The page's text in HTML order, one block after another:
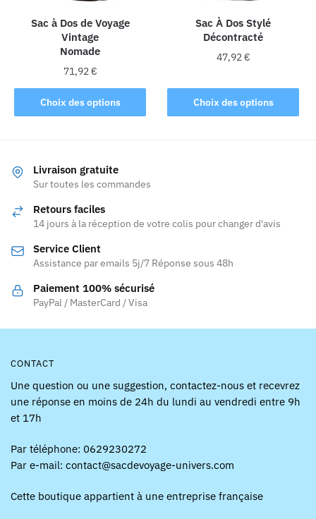
page
du
produit
Sac à Dos de Voyage
Vintage
Nomade
71,92€
Choix des options
Ce
produit
variations.
Les
peuvent
choisies
sur
la
page
Sac À Dos Stylé
Décontracté
47,92€
Choix des options
produit
a
être
la
Livraison gratuite
Sur toutes les commandes
Retours faciles
14 jours à la réception de votre colis pour changer d'avis
Service Client
Assistance par emails 5j/7 Réponse sous 48h
Paiement 100% sécurisé
PayPal / MasterCard / Visa
CONTACT
Une question ou une suggestion, contactez-nous et recevrez
une réponse en moins de 24h du lundi au vendredi entre 9h
et 17h
Par téléphone: 0629230272
Par e-mail: contact@sacdevoyage-univers.com
Cette boutique appartient à une entreprise française